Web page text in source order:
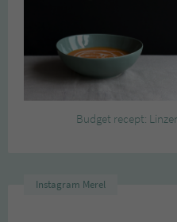
Budget recept:
Instagram Merel